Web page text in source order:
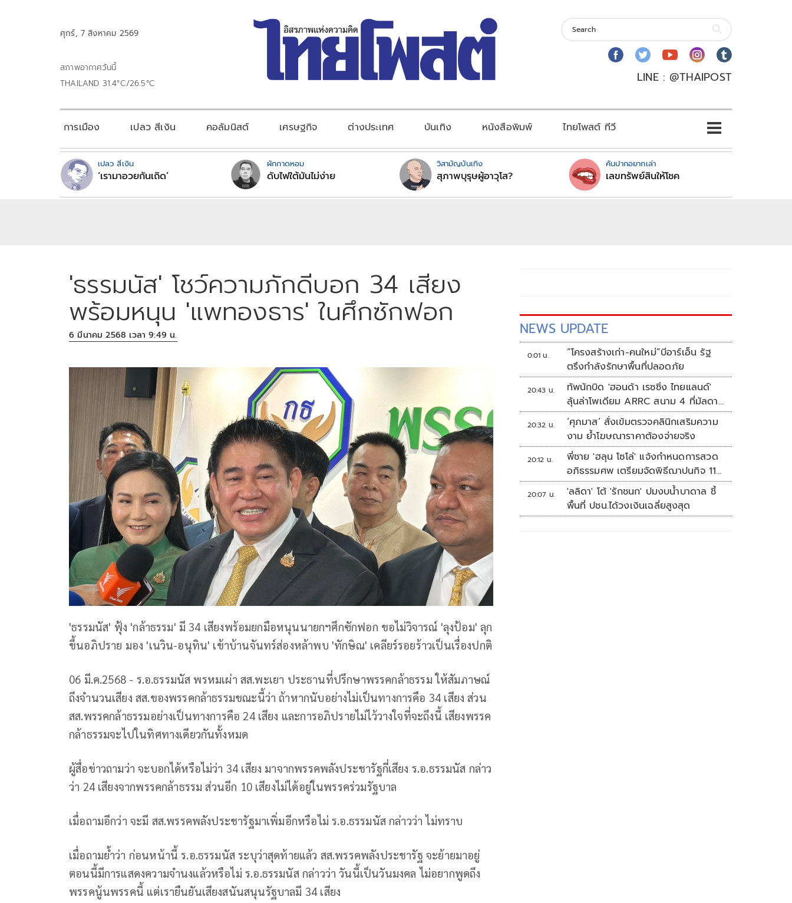
ศุกร์, 7 สิงหาคม 2569
สภาพอากาศวันนี้
THAILAND 31.4°C/26.5°C
LINE : @THAIPOST
การเมือง เปลว สีเงิน คอลัมนิสต์ เศรษฐกิจ ต่างประเทศ บันเทิง หนังสือพิมพ์ ไทยโพสต์ ทีวี
เปลว สีเงิน
‘เรามาอวยกันเถิด’
ผักกาดหอม
ดับไฟใต้มันไม่ง่าย
วิสามัญบันเทิง
สุภาพบุรุษผู้อาวุโส?
คันปากอยากเล่า
เลขทรัพย์สินให้โชค
'ธรรมนัส' โชว์ความภักดีบอก 34 เสียง
พร้อมหนุน 'แพทองธาร' ในศึกซักฟอก
6 มีนาคม 2568 เวลา 9:49 น.
'ธรรมนัส' ฟุ้ง 'กล้าธรรม' มี 34 เสียงพร้อมยกมือหนุนนายกฯศึกซักฟอก ขอไม่วิจารณ์ 'ลุงป้อม' ลุก
ขึ้นอภิปราย มอง 'เนวิน-อนุทิน' เข้าบ้านจันทร์ส่องหล้าพบ 'ทักษิณ' เคลียร์รอยร้าวเป็นเรื่องปกติ
06 มี.ค.2568 - ร.อ.ธรรมนัส พรหมเผ่า สส.พะเยา ประธานที่ปรึกษาพรรคกล้าธรรม ให้สัมภาษณ์
ถึงจำนวนเสียง สส.ของพรรคกล้าธรรมขณะนี้ว่า ถ้าหากนับอย่างไม่เป็นทางการคือ 34 เสียง ส่วน
สส.พรรคกล้าธรรมอย่างเป็นทางการคือ 24 เสียง และการอภิปรายไม่ไว้วางใจที่จะถึงนี้ เสียงพรรค
กล้าธรรมจะไปในทิศทางเดียวกันทั้งหมด
ผู้สื่อข่าวถามว่า จะบอกได้หรือไม่ว่า 34 เสียง มาจากพรรคพลังประชารัฐกี่เสียง ร.อ.ธรรมนัส กล่าว
ว่า 24 เสียงจากพรรคกล้าธรรม ส่วนอีก 10 เสียงไม่ได้อยู่ในพรรคร่วมรัฐบาล
เมื่อถามอีกว่า จะมี สส.พรรคพลังประชารัฐมาเพิ่มอีกหรือไม่ ร.อ.ธรรมนัส กล่าวว่า ไม่ทราบ
เมื่อถามย้ำว่า ก่อนหน้านี้ ร.อ.ธรรมนัส ระบุว่าสุดท้ายแล้ว สส.พรรคพลังประชารัฐ จะย้ายมาอยู่
ตอนนี้มีการแสดงความจำนงแล้วหรือไม่ ร.อ.ธรรมนัส กล่าวว่า วันนี้เป็นวันมงคล ไม่อยากพูดถึง
พรรคนู้นพรรคนี้ แต่เรายืนยันเสียงสนันสนุนรัฐบาลมี 34 เสียง
NEWS UPDATE
0:01 น.
“โครงสร้างเก่า-คนใหม่”บีอาร์เอ็น รัฐ
ตรึงกำลังรักษาพื้นที่ปลอดภัย
20:43 น.
ทัพนักบิด 'ฮอนด้า เรซซิ่ง ไทยแลนด์'
ลุ้นล่าโพเดียม ARRC สนาม 4 ที่มัลดาลิ
กา
20:32 น.
‘ศุภมาส’ สั่งเข้มตรวจคลินิกเสริมความ
งาม ย้ำโฆษณาราคาต้องจ่ายจริง
20:12 น.
พี่ชาย 'ฮลุน โซโล่' แจ้งกำหนดการสวด
อภิธรรมศพ เตรียมจัดพิธีฌาปนกิจ 11
ส.ค.
20:07 น.
'ลลิดา' โต้ 'รักชนก' ปมงบน้ำบาดาล ชี้
พื้นที่ ปชน.ได้วงเงินเฉลี่ยสูงสุด